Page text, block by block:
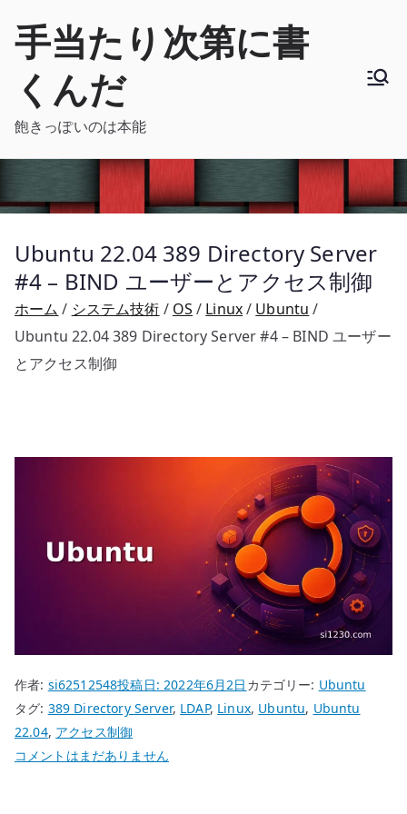
手当たり次第に書
くんだ
飽きっぽいのは本能
Ubuntu 22.04 389 Directory Server
#4 – BIND ユーザーとアクセス制御
ホーム システム技術 OS Linux
Ubuntu
Ubuntu 22.04 389 Directory Server #4 – BIND ユーザー
とアクセス制御
作者: si62512548投稿日:2022年6月2日 カテゴリー: Ubuntu
タグ: 389 Directory Server, LDAP, Linux, Ubuntu, Ubuntu
22.04, アクセス制御
Ubuntu
コメントはまだありません